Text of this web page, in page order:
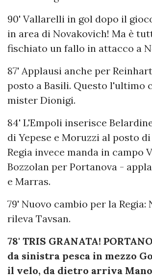
90' Vallarelli in gol dopo il
in area di Novakovich! Ma è
fischiato un fallo in attacco a
87' Applausi anche per
posto a Basili. Questo l'ultimo
mister Dionigi.
84' L'Empoli inserisce
di Yepese e Moruzzi al posto
Regia invece manda in campo
Bozzolan per Portanova -
e Marras.
79' Nuovo cambio per la Regia:
rileva Tavsan.
78' TRIS GRANATA!
da sinistra pesca in mezzo
il velo, da dietro arriva